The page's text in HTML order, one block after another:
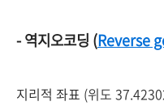
- 역지오코딩 (Reverse
지리적 좌표 (위도